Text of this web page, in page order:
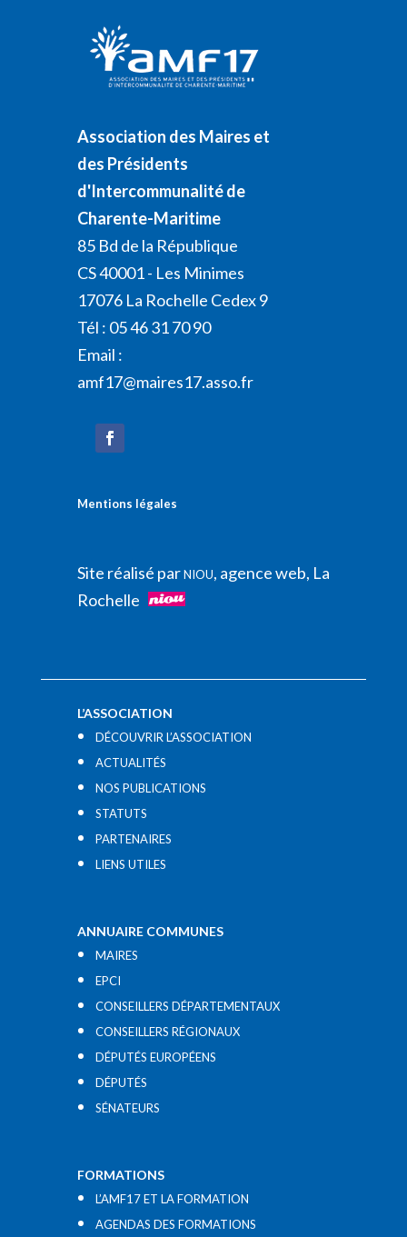
Association des Maires et
des Présidents
d'Intercommunalité de
Charente-Maritime
85 Bd de la République
CS 40001 - Les Minimes
17076 La Rochelle Cedex 9
Tél : 05 46 31 70 90
Email :
amf17@maires17.asso.fr
Mentions légales
Site réalisé parNIOU, agence web, La
Rochelle
L’ASSOCIATION
DÉCOUVRIR L’ASSOCIATION
ACTUALITÉS
NOS PUBLICATIONS
STATUTS
PARTENAIRES
LIENS UTILES​
ANNUAIRE COMMUNES
MAIRES
EPCI
CONSEILLERS DÉPARTEMENTAUX
CONSEILLERS RÉGIONAUX
DÉPUTÉS EUROPÉENS
DÉPUTÉS
SÉNATEURS
FORMATIONS
L’AMF17 ET LA FORMATION
AGENDAS DES FORMATIONS